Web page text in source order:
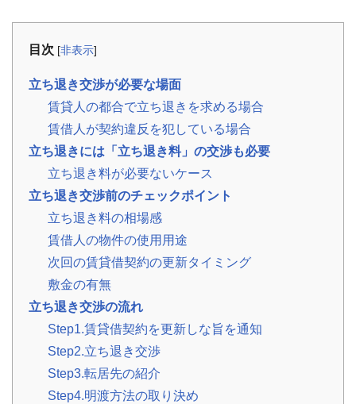
取
例
お
役
立
ち
コ
ラ
相
続・
共
有
持
分・
空
き
税
▾
お
客
目次 [非表示]
立ち退き交渉が必要な場面
賃貸人の都合で立ち退きを求める場合
賃借人が契約違反を犯している場合
立ち退きには「立ち退き料」の交渉も必要
立ち退き料が必要ないケース
立ち退き交渉前のチェックポイント
立ち退き料の相場感
賃借人の物件の使用用途
次回の賃貸借契約の更新タイミング
敷金の有無
立ち退き交渉の流れ
Step1.賃貸借契約を更新しな旨を通知
Step2.立ち退き交渉
Step3.転居先の紹介
Step4.明渡方法の取り決め